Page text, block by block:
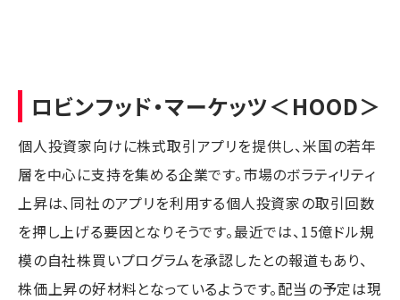
ロビンフッド・マーケッツ＜HOOD＞
個人投資家向けに株式取引アプリを提供し、米国の若年
層を中心に支持を集める企業です。市場のボラティリティ
上昇は、同社のアプリを利用する個人投資家の取引回数
を押し上げる要因となりそうです。最近では、15億ドル規
模の自社株買いプログラムを承認したとの報道もあり、
株価上昇の好材料となっているようです。配当の予定は現